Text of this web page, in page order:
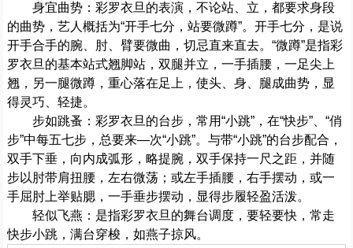
身宜曲势：彩罗衣旦的表演，不论站、立，都要求身段
的曲势，艺人概括为“开手七分，站要微蹲”。开手七分，是说
开手合手的腕、肘、臂要微曲，切忌直来直去。“微蹲”是指彩
罗衣旦的基本站式翘脚站，双腿并立，一手插腰，一足尖上
翘，另一腿微蹲，重心落在足上，使头、身、腿成曲势，显
得灵巧、轻捷。
步如跳蚤：彩罗衣旦的台步，常用“小跳”，在“快步”、“俏
步”中每五七步，总要来—次“小跳”。与带“小跳”的台步配合，
双手下垂，向内成弧形，略提腕，双手保持一尺之距，并随
步以肘带肩扭腰，左右微荡；或左手插腰，右手摆动，或一
手屈肘上举贴腮，一手垂步摆动，显得步履轻盈活泼。
轻似飞燕：是指彩罗衣旦的舞台调度，要轻要快，常走
快步小跳，满台穿梭，如燕子掠风。